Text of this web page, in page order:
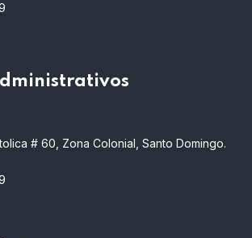
# 60, Zona Colonial, Santo Domingo.